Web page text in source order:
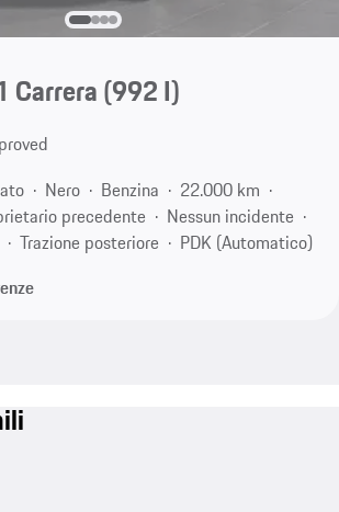
Carrera(992 I)
Nero Benzina
22.000 km
precedente
Nessun incidente
Trazione posteriore
PDK (Automatico)